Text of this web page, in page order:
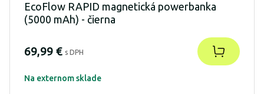
EcoFlow RAPID magnetická powerbanka
(5000 mAh) - čierna
69,99 € s DPH
Na externom sklade